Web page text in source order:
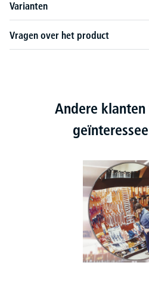
Varianten
Vragen over het product
Andere